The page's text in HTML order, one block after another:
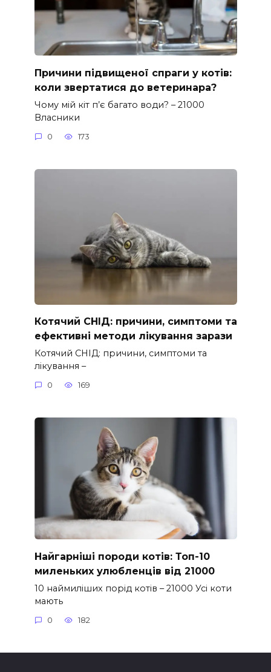
Причини підвищеної спраги у котів:
коли звертатися до ветеринара?
Чому мій кіт п’є багато води? – 21000
Власники
0 173
Котячий СНІД: причини, симптоми та
ефективні методи лікування зарази
Котячий СНІД: причини, симптоми та
лікування –
0 169
Найгарніші породи котів: Топ-10
миленьких улюбленців від 21000
10 наймиліших порід котів – 21000 Усі коти
мають
0 182